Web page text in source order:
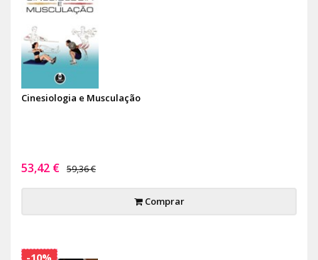
Cinesiologia e Musculação
53,42 € 59,36 €
Comprar